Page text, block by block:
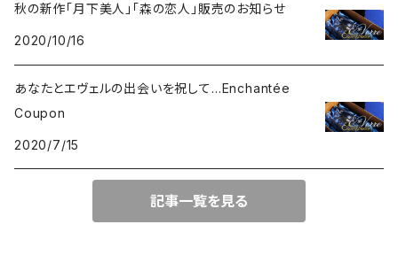
秋の新作「月下美人」「森の恋人」販売のお知らせ
2020/10/16
あなたとエヴェルの出会いを祝して…Enchantée
Coupon
2020/7/15
記事一覧を見る